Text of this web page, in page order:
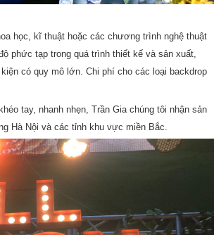
học, kĩ thuật hoặc các chương trình nghệ thuật
phức tạp trong quá trình thiết kế và sản xuất,
có quy mô lớn. Chi phí cho các loại backdrop
tay, nhanh nhẹn, Trần Gia chúng tôi nhận sản
Hà Nội và các tỉnh khu vực miền Bắc.